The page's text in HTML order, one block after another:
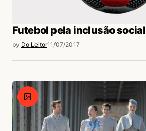
Futebol pela inclusão social
by Do Leitor11/07/2017